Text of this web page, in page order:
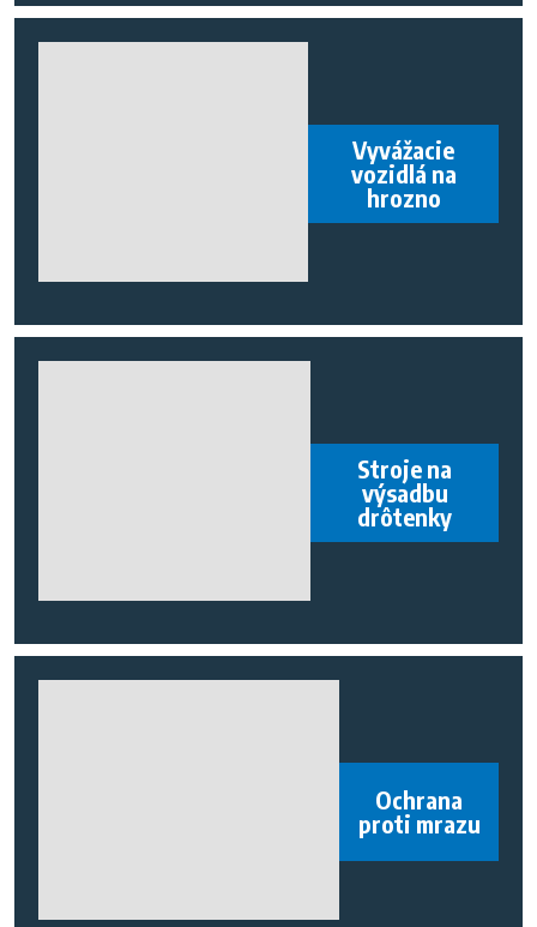
Vyvážacie
vozidlá na
hrozno
Stroje na
výsadbu
drôtenky
Ochrana
proti mrazu